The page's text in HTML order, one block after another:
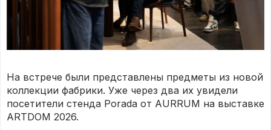
На встрече были представлены предметы из новой
коллекции фабрики. Уже через два их увидели
посетители стенда Porada от AURRUM на выставке
ARTDOM 2026.